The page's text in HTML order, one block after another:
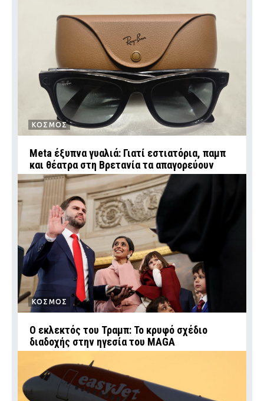
ΚΟΣΜΟΣ
Meta έξυπνα γυαλιά: Γιατί εστιατόρια, παμπ
και θέατρα στη Βρετανία τα απαγορεύουν
ΚΟΣΜΟΣ
Ο εκλεκτός του Τραμπ: Το κρυφό σχέδιο
διαδοχής στην ηγεσία του MAGA